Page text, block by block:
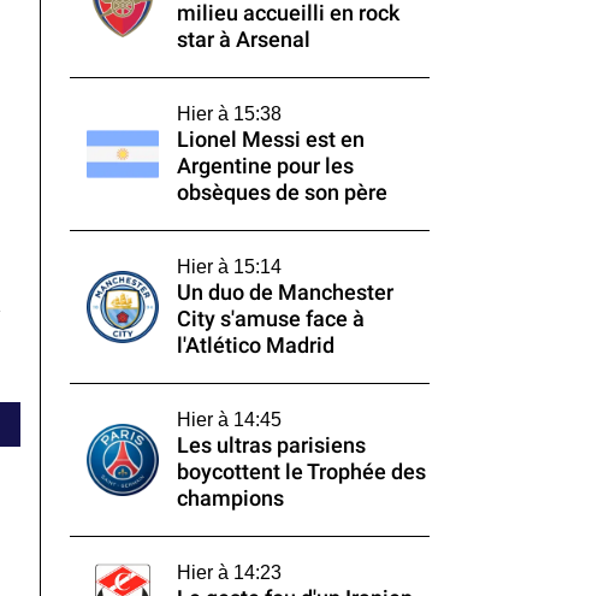
milieu accueilli en rock
star à Arsenal
Hier à 15:38
Lionel Messi est en
Argentine pour les
obsèques de son père
Hier à 15:14
Un duo de Manchester
City s'amuse face à
l'Atlético Madrid
Hier à 14:45
Les ultras parisiens
boycottent le Trophée des
champions
Hier à 14:23